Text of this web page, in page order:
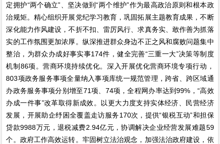
定拥护“两个确立”、坚决做到“两个维护”作为最高政治原则和根本政
治规矩。精心组织开展党纪学习教育，巩固拓展主题教育成果，不断
深化能力作风建设，不折不扣、雷厉风行、求真务实、敢作善为抓落
实的工作氛围更加浓厚。纵深推进群众身边不正之风和腐败问题集中
整治，为群众办成好事实事174件，健全完善“三重一大”决策等制度
机制86项。营商环境持续优化。深入开展优化营商环境专项行动，
803项政务服务事项全量纳入事项库统一规范管理，跨省、跨区域通
办政务服务事项分别增至71项、74项，全程网办率达到99%，“高效
办成一件事”改革取得新成效。以更大力度支持实体经济、民营经济
发展，开展助企纾困全覆盖走访服务170次，提供“银税互动”和担保
贷款9988万元，退税减费2.94亿元，协调解决企业经营发展难题59
个。政府工作高效运转。牢固树立法治观念，加强法治政府建设，依